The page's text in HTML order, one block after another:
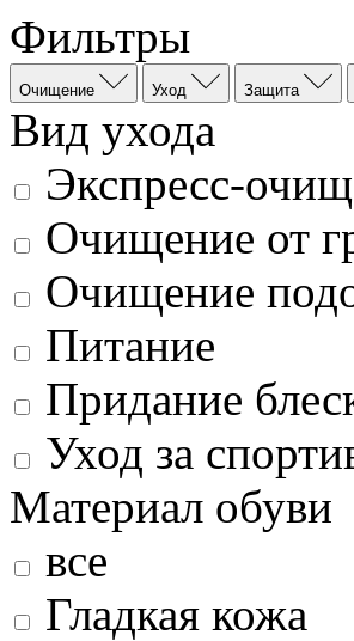
Фильтры
Очищение Уход Защита
Вид ухода
Экспресс-
Очищение от
Очищение
Питание
Придание
Уход за
Материал обуви
все
Гладкая кожа